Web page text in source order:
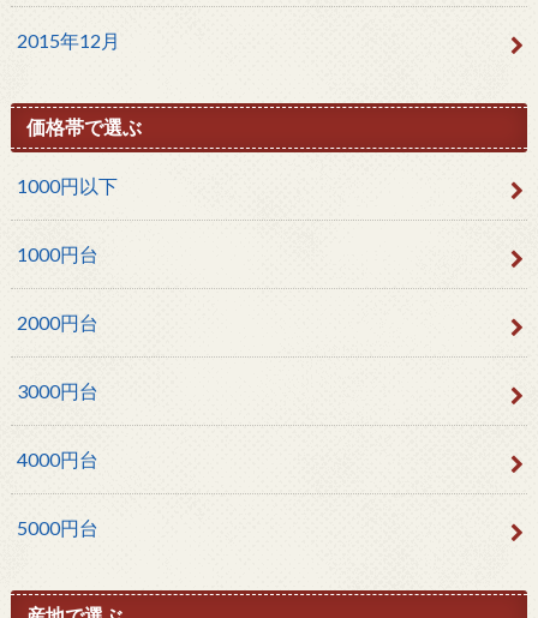
2015年12月
価格帯で選ぶ
1000円以下
1000円台
2000円台
3000円台
4000円台
5000円台